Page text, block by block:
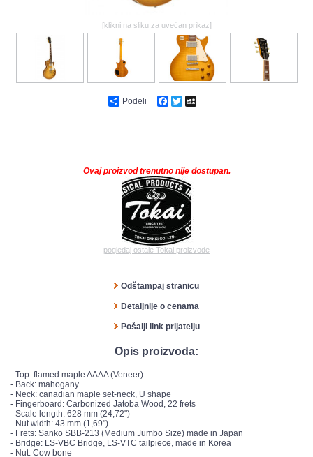
[klikni na sliku za uvećan prikaz]
Podeli Facebook
Twitter
Ovaj proizvod trenutno nije dostupan.
pogledaj ostale Tokai proizvode
Odštampaj stranicu
Detaljnije o cenama
Pošalji link prijatelju
Opis proizvoda:
- Top: flamed maple AAAA (Veneer)
- Back: mahogany
- Neck: canadian maple set-neck, U shape
- Fingerboard: Carbonized Jatoba Wood, 22 frets
- Scale length: 628 mm (24,72")
- Nut width: 43 mm (1,69")
- Frets: Sanko SBB-213 (Medium Jumbo Size) made in Japan
- Bridge: LS-VBC Bridge, LS-VTC tailpiece, made in Korea
- Nut: Cow bone